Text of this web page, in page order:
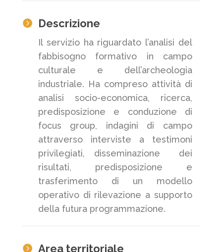
 Descrizione
Il servizio ha riguardato l’analisi del
fabbisogno formativo in campo
culturale e dell’archeologia
industriale. Ha compreso attività di
analisi socio-economica, ricerca,
predisposizione e conduzione di
focus group, indagini di campo
attraverso interviste a testimoni
privilegiati, disseminazione dei
risultati, predisposizione e
trasferimento di un modello
operativo di rilevazione a supporto
della futura programmazione.
 Area territoriale